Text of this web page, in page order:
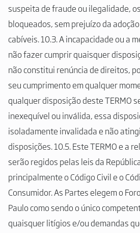
suspeita de fraude ou ilegalidade,
bloqueados, sem prejuízo da
cabíveis. 10.3. A incapacidade ou a
não fazer cumprir quaisquer
não constitui renúncia de direitos,
seu cumprimento em qualquer
qualquer disposição deste TERMO
inexequível ou inválida, essa
isoladamente invalidada e não
disposições. 10.5. Este TERMO e a
serão regidos pelas leis da
principalmente o Código Civil e o
Consumidor. As Partes elegem o
Paulo como sendo o único
quaisquer litígios e/ou demandas